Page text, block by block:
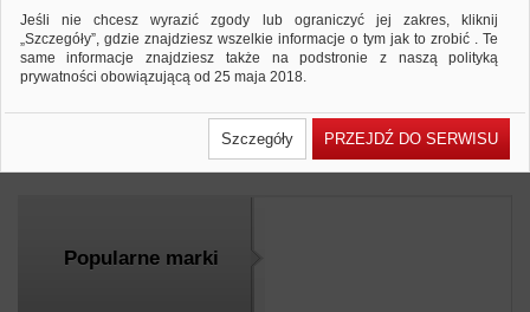
Cena od:2,36 PLNdo:2,36 PLN
klej w sztyfcie, do klejenia m.in. papieru, kartonu, zdjęć,
tekstyliów, itp…
Popularne marki
Jeśli nie chcesz wyrazić zgody lub ograniczyć jej zakres, kliknij
„Szczegóły”, gdzie znajdziesz wszelkie informacje o tym jak to zrobić . Te
same informacje znajdziesz także na podstronie z naszą polityką
prywatności obowiązującą od 25 maja 2018.
wcześniejsza zgoda której udzieliliście podczas zakładania konta. Każda
Państwa zgoda jest dobrowolna i można ją w dowolnym momencie
Lista Zaufanych Partnerów (rozwiń)
Szczegóły PRZEJDŹ DO SERWISU